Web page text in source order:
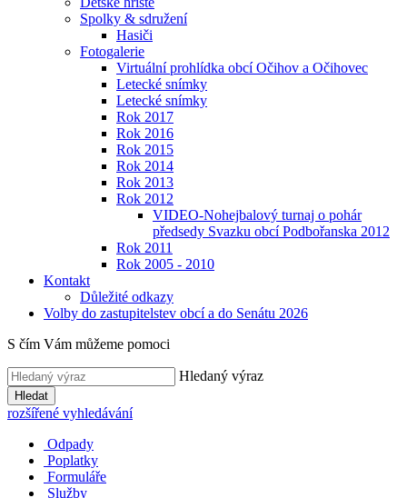
Spolky & sdružení
Hasiči
Fotogalerie
Virtuální prohlídka obcí Očihov a Očihovec
Letecké snímky
Letecké snímky
Rok 2017
Rok 2016
Rok 2015
Rok 2014
Rok 2013
Rok 2012
VIDEO-Nohejbalový turnaj o pohár
předsedy Svazku obcí Podbořanska 2012
Rok 2011
Rok 2005 - 2010
Kontakt
Důležité odkazy
Volby do zastupitelstev obcí a do Senátu 2026
S čím Vám můžeme pomoci
Hledaný výraz
Hledat
rozšířené vyhledávání
Odpady
Poplatky
Formuláře
Služby